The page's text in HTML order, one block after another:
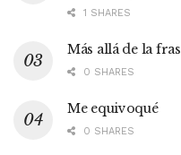
1 SHARES
Más allá de la
0 SHARES
Me equivoqué
0 SHARES